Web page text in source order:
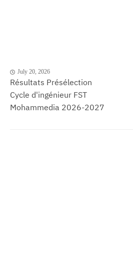
July 20, 2026
Résultats Présélection
Cycle d'ingénieur FST
Mohammedia 2026-2027